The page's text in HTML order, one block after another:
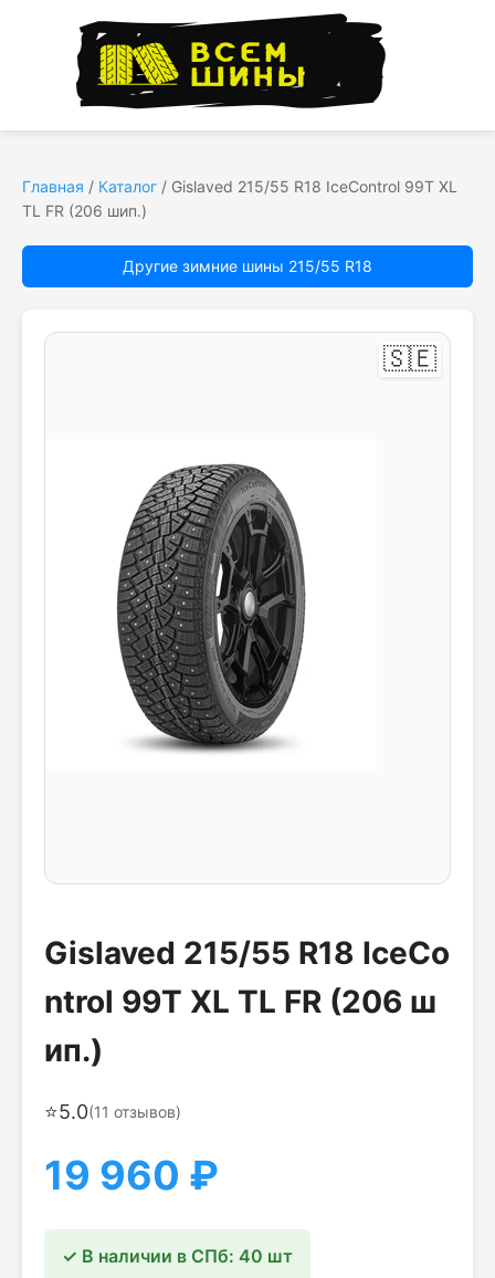
Главная / Каталог / Gislaved 215/55 R18 IceControl 99T XL
TL FR (206 шип.)
Другие зимние шины 215/55 R18
🇸🇪
Gislaved 215/55 R18 IceCo
ntrol 99T XL TL FR (206 ш
ип.)
⭐5.0(11 отзывов)
19 960 ₽
✓ В наличии в СПб: 40 шт